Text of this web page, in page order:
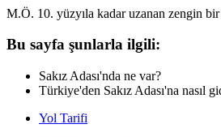
M.Ö. 10. yüzyıla kadar uzanan zengin
Bu sayfa şunlarla ilgili:
Sakız Adası'nda ne var?
Türkiye'den Sakız Adası'na nasıl
Yol Tarifi